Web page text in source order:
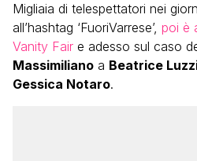
Migliaia di telespettatori nei
all’hashtag ‘FuoriVarrese’, poi è
Vanity Fair e adesso sul caso
Massimiliano a Beatrice
Gessica Notaro.